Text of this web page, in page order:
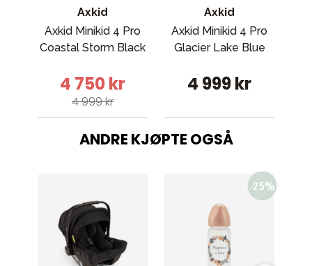
Axkid
Axkid Minikid 4 Pro
Coastal Storm Black
4 750 kr
4 999 kr
Axkid
Axkid Minikid 4 Pro
Glacier Lake Blue
4 999 kr
ANDRE KJØPTE OGSÅ